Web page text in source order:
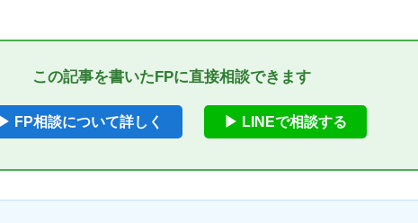
この記事を書いたFPに直接相談できます
▶ FP相談について詳しく ▶ LINEで相談する